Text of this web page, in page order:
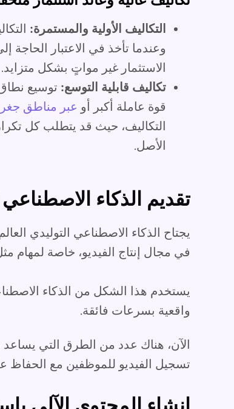
التكاليف الأولية والمستمرة:
وعندما تأخذ في الاعتبار
الاستثمار غير مواتٍ بشكل متزايد.
تكاليف قابلية التوسع: توسيع نطاق
قوة عاملة أكبر أو عبر مناطق
التكاليف، حيث قد يتطلب كل
الأصل.
تقديم الذكاء الاصطناعي
يجتاح الذكاء الاصطناعي التوليدي
في مجال إنتاج الفيديو، خاصة لمهام
يستخدم هذا الشكل من الذكاء
واقعية بسرعات فائقة.
الآن، هناك عدد من الطرق التي يساعد
تسجيل الفيديو للموظفين مع الحفاظ